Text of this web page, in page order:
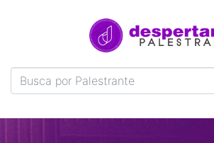
Sobre